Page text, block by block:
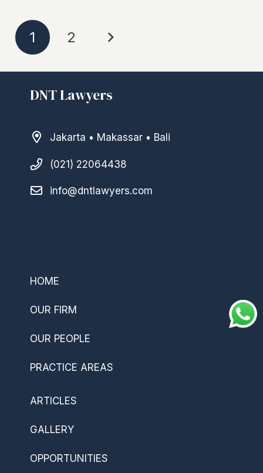
1 2
DNT Lawyers
Jakarta • Makassar • Bali
(021) 22064438
info@dntlawyers.com
HOME
OUR FIRM
OUR PEOPLE
PRACTICE AREAS
ARTICLES
GALLERY
OPPORTUNITIES